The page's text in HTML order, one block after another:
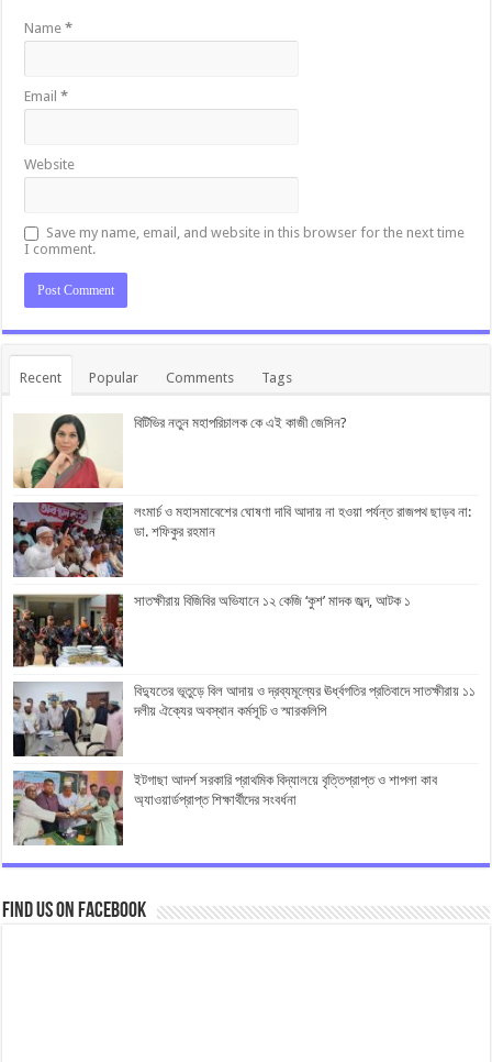
Name*
Email*
Website
Save my name, email, and website in this browser for the next time
I comment.
Recent Popular Comments Tags
বিটিভির নতুন মহাপরিচালক কে এই কাজী জেসিন?
লংমার্চ ও মহাসমাবেশের ঘোষণা দাবি আদায় না হওয়া পর্যন্ত রাজপথ ছাড়ব না:
ডা. শফিকুর রহমান
সাতক্ষীরায় বিজিবির অভিযানে ১২ কেজি ‘কুশ’ মাদক জব্দ, আটক ১
বিদ্যুতের ভূতুড়ে বিল আদায় ও দ্রব্যমূল্যের ঊর্ধ্বগতির প্রতিবাদে সাতক্ষীরায় ১১
দলীয় ঐক্যের অবস্থান কর্মসূচি ও স্মারকলিপি
ইটগাছা আদর্শ সরকারি প্রাথমিক বিদ্যালয়ে বৃত্তিপ্রাপ্ত ও শাপলা কাব
অ্যাওয়ার্ডপ্রাপ্ত শিক্ষার্থীদের সংবর্ধনা
Find us on Facebook